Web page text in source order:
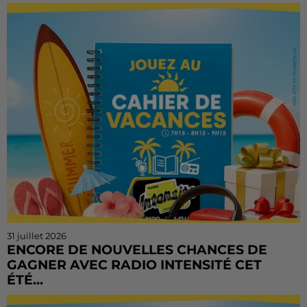
L'été file à toute vitesse, mais il est encore temps de
sur Radio Intensité avec des centaines de...
31 juillet 2026
ENCORE DE NOUVELLES CHANCES DE
GAGNER AVEC RADIO INTENSITÉ CET
ÉTÉ...
Vous n'avez pas encore tenté votre chance ? Ou vous